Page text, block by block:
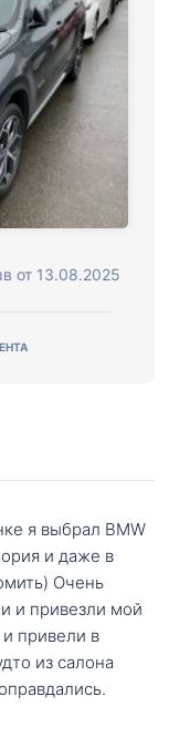
от 13.08.2025
я выбрал BMW
и даже в
Очень
и привезли мой
привели в
из салона